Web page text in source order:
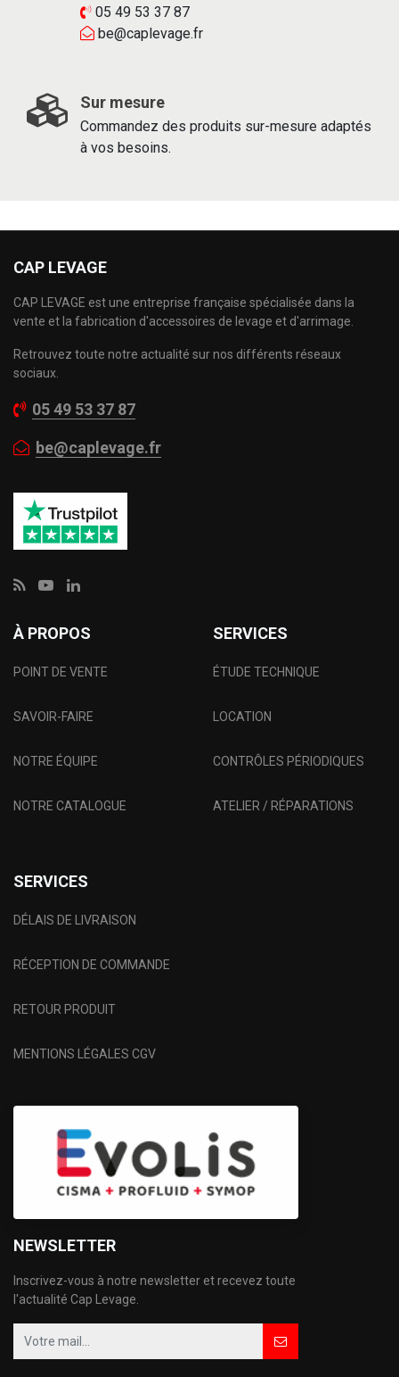
05 49 53 37 87
be@caplevage.fr
Sur mesure
Commandez des produits sur-mesure adaptés
à vos besoins.
CAP LEVAGE
CAP LEVAGE est une entreprise française spécialisée dans la
vente et la fabrication d'accessoires de levage et d'arrimage.
Retrouvez toute notre actualité sur nos différents réseaux
sociaux.
05 49 53 37 87
be@caplevage.fr
À PROPOS
POINT DE VENTE
SAVOIR-FAIRE
NOTRE ÉQUIPE
NOTRE CATALOGUE
SERVICES
ÉTUDE TECHNIQUE
LOCATION
CONTRÔLES PÉRIODIQUES
ATELIER / RÉPARATIONS
SERVICES
DÉLAIS DE LIVRAISON
RÉCEPTION DE COMMANDE
RETOUR PRODUIT
MENTIONS LÉGALES CGV
NEWSLETTER
Inscrivez-vous à notre newsletter et recevez toute
l'actualité Cap Levage.